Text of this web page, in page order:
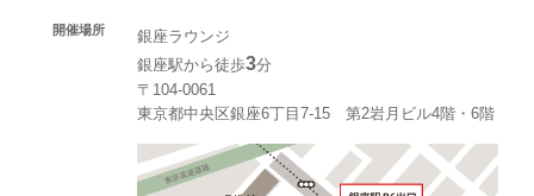
開催場所
銀座ラウンジ
銀座駅から徒歩3分
〒104-0061
東京都中央区銀座6丁目7-15 第2岩月ビル4階・6階